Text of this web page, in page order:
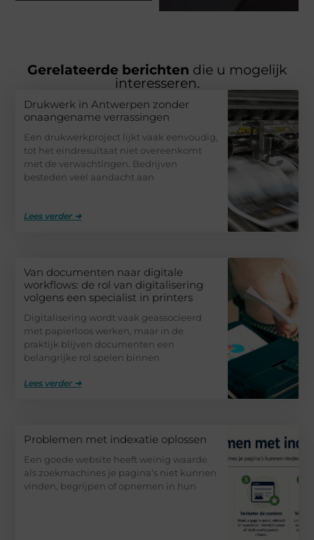
Gerelateerde berichten die u mogelijk
interesseren.
Drukwerk in Antwerpen zonder
onaangename verrassingen
Een drukwerkproject lijkt vaak eenvoudig,
tot het eindresultaat niet overeenkomt
met de verwachtingen. Bedrijven
besteden veel aandacht aan
Lees verder ➜
Van documenten naar digitale
workflows: de rol van digitalisering
volgens een specialist in printers
Digitalisering wordt vaak geassocieerd
met papierloos werken, maar in de
praktijk blijven documenten een
belangrijke rol spelen binnen
Lees verder ➜
Problemen met indexatie oplossen
Een goede website heeft weinig waarde
als zoekmachines je pagina’s niet kunnen
vinden, begrijpen of opnemen in hun